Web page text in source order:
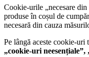
Cookie-urile „necesare
produse în coșul de
necesară din cauza
Pe lângă aceste cookie-uri
„cookie-uri